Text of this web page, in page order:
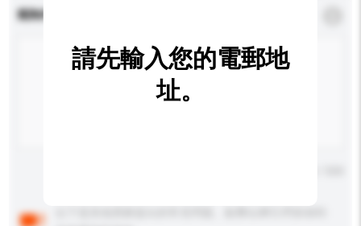
查詢內容
請先輸入您的電郵地
址。